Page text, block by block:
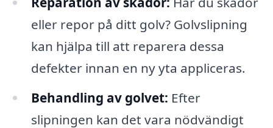
eller repor på ditt golv? Golvslipning
kan hjälpa till att reparera dessa
defekter innan en ny yta appliceras.
Behandling av golvet: Efter
slipningen kan det vara nödvändigt